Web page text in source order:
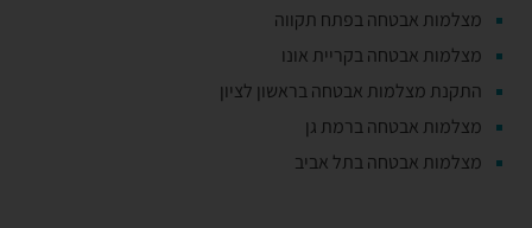
מצלמות אבטחה בפתח תקווה
מצלמות אבטחה בקריית אונו
התקנת מצלמות אבטחה בראשון לציון
מצלמות אבטחה ברמת גן
מצלמות אבטחה בתל אביב